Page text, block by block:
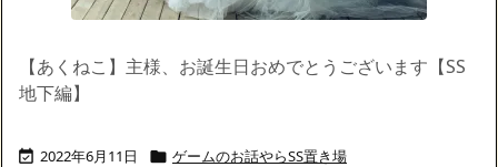
【あくねこ】主様、お誕生日おめでとうございます【SS
地下編】
 2022年6月11日  ゲームのお話やらSS置き場